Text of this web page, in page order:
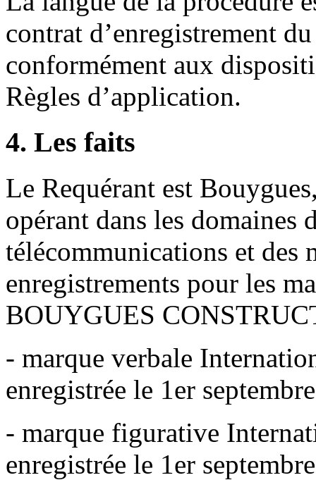
contrat d’enregistrement
conformément aux
Règles d’application.
4. Les faits
Le Requérant est
opérant dans les domaines
télécommunications et des
enregistrements pour les
BOUYGUES
- marque verbale
enregistrée le 1er
- marque figurative
enregistrée le 1er